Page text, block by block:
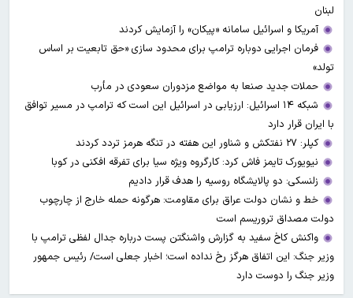
لبنان
آمریکا و اسرائیل سامانه «پیکان» را آزمایش کردند
فرمان اجرایی دوباره ترامپ برای محدود سازی «حق تابعیت بر اساس
تولد»
حملات جدید صنعا به مواضع مزدوران سعودی در مأرب
شبکه ۱۴ اسرائیل: ارزیابی در اسرائیل این است که ترامپ در مسیر توافق
با ایران قرار دارد
کپلر: ۲۷ نفتکش و شناور این هفته در تنگه هرمز تردد کردند
نیویورک تایمز فاش کرد: کارگروه ویژه سیا برای تفرقه افکنی در کوبا
زلنسکی: دو پالایشگاه روسیه را هدف قرار دادیم
خط و نشان دولت عراق برای مقاومت: هرگونه حمله خارج از چارچوب
دولت مصداق تروریسم است
واکنش کاخ سفید به گزارش واشنگتن پست درباره جدال لفظی ترامپ با
وزیر جنگ: این اتفاق هرگز رخ نداده است؛ اخبار جعلی است/ رئیس جمهور
وزیر جنگ را دوست دارد